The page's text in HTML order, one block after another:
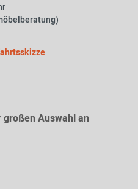
Auswahl an